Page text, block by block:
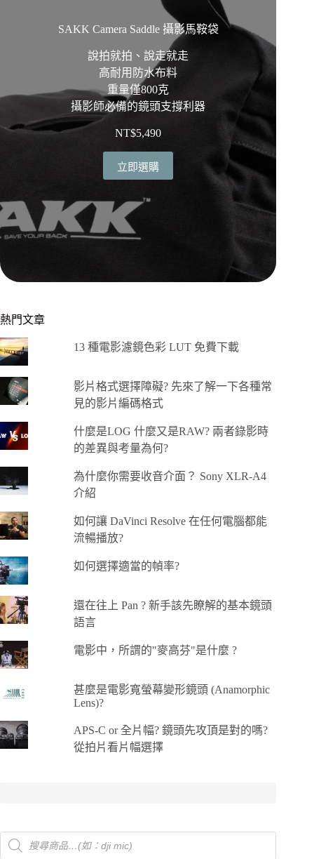
SAKK Camera Saddle 攝影馬鞍袋
說拍就拍、說走就走
高耐用防水布料
重量僅800克
攝影師必備的鏡頭支撐利器
NT$5,490
立即選購
熱門文章
13 種電影濾鏡色彩 LUT 免費下載
影片格式選擇障礙? 先來了解一下各種常
見的影片編碼格式
什麼是LOG 什麼又是RAW? 兩者錄影時
的差異與考量為何?
為什麼你需要收音介面？ Sony XLR-A4
介紹
如何讓 DaVinci Resolve 在任何電腦都能
流暢播放?
如何選擇適當的幀率?
還在往上 Pan ? 新手該先瞭解的基本鏡頭
語言
電影中，所謂的"麥高芬"是什麼 ?
甚麼是電影寬螢幕變形鏡頭 (Anamorphic
Lens)?
APS-C or 全片幅? 鏡頭先攻頂是對的嗎?
從拍片看片幅選擇
Products
search